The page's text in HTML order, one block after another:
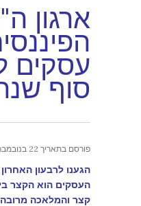
ארגון
עסקים
סוף
פורסם בתאריך 22 בנובמבר 2014
הגענו לרבעון
העסקים הוא הקצר
קצר והמלאכה